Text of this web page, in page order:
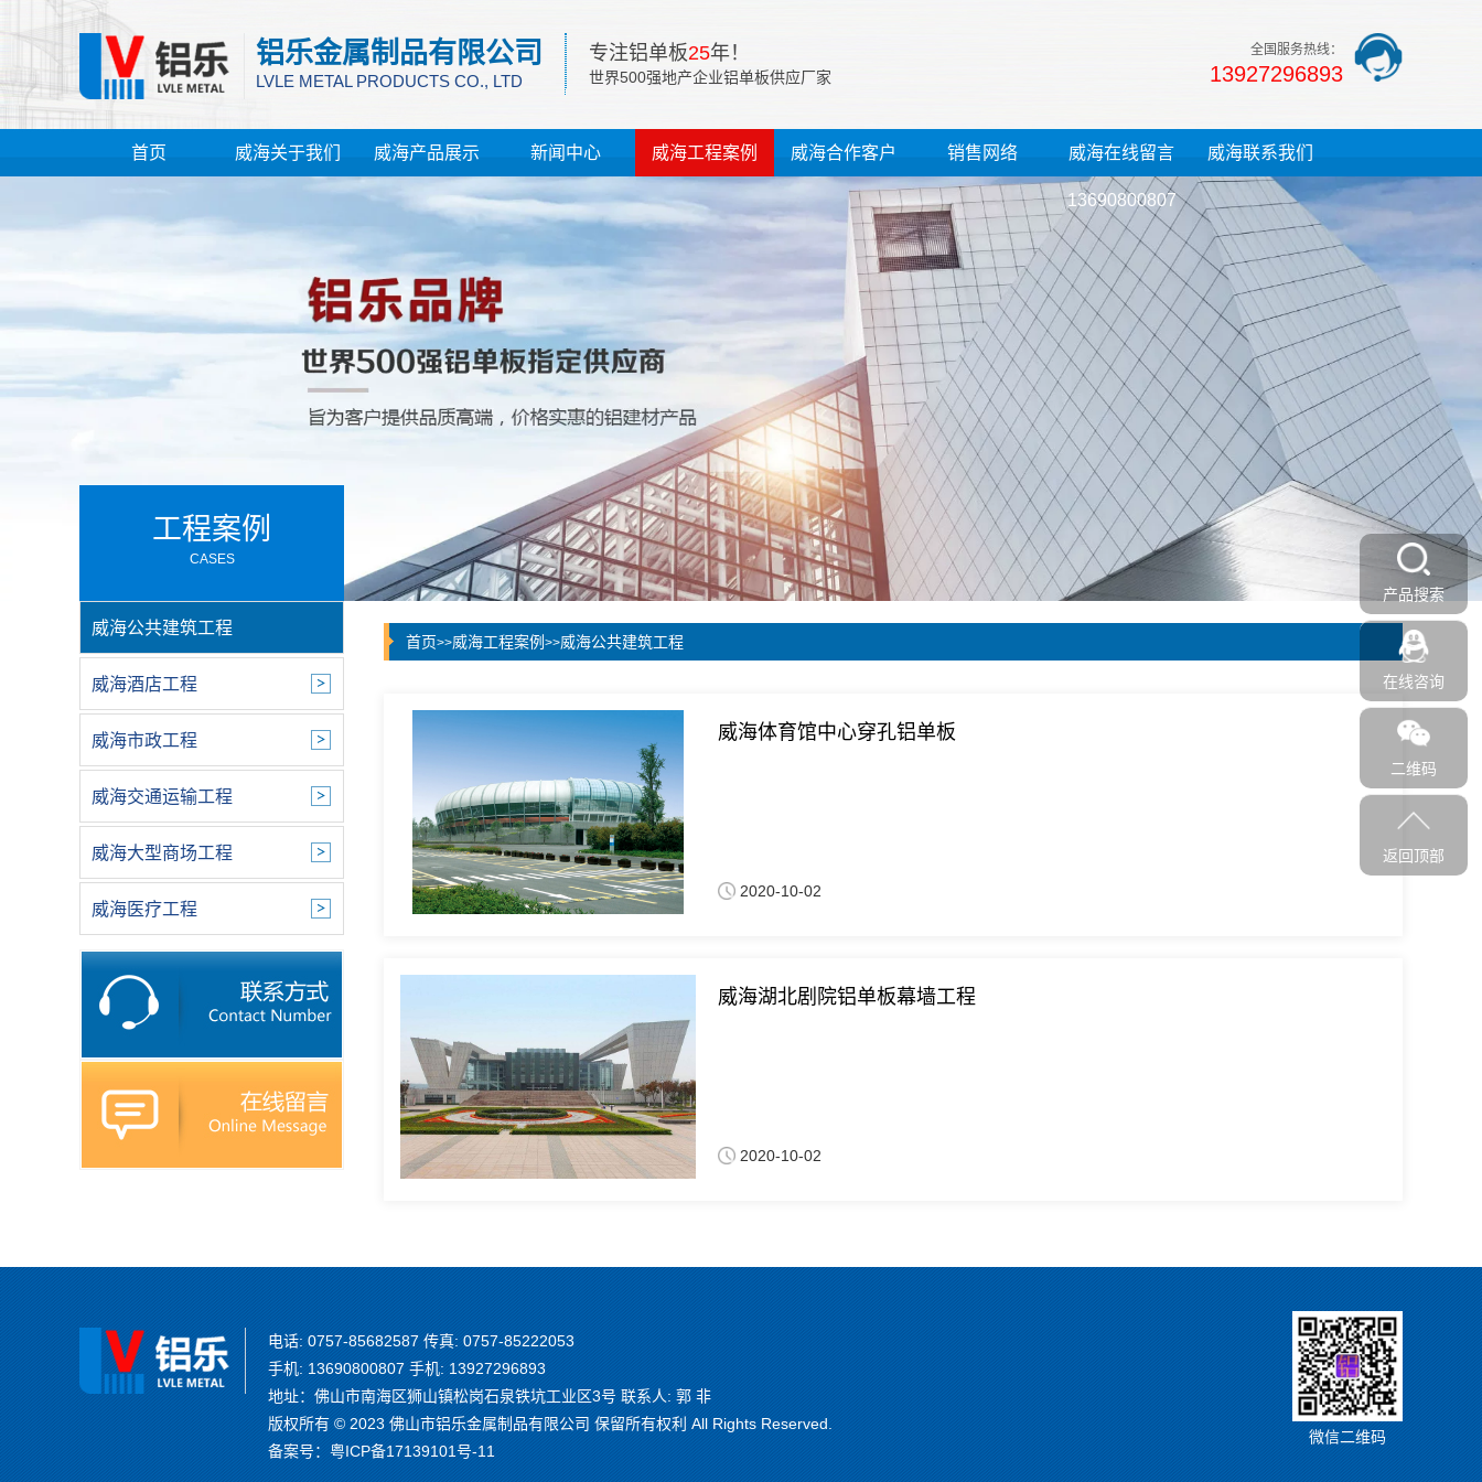
铝乐金属制品有限公司
LVLE METAL PRODUCTS CO., LTD
专注铝单板25年！
世界500强地产企业铝单板供应厂家
全国服务热线：
13927296893
首页 威海关于我们 威海产品展示 新闻中心 威海工程案例 威海合作客户 销售网络 威海在线留言
13690800807
威海联系我们
工程案例
CASES
威海公共建筑工程
威海酒店工程
威海市政工程
威海交通运输工程
威海大型商场工程
威海医疗工程
首页>>威海工程案例 >>威海公共建筑工程
威海体育馆中心穿孔铝单板
2020-10-02
威海湖北剧院铝单板幕墙工程
2020-10-02
电话: 0757-85682587 传真: 0757-85222053
手机: 13690800807 手机: 13927296893
地址：佛山市南海区狮山镇松岗石泉铁坑工业区3号 联系人: 郭 非
版权所有 © 2023 佛山市铝乐金属制品有限公司 保留所有权利 All Rights Reserved.
备案号： 粤ICP备17139101号-11
微信二维码
产品搜索
在线咨询
二维码
返回顶部